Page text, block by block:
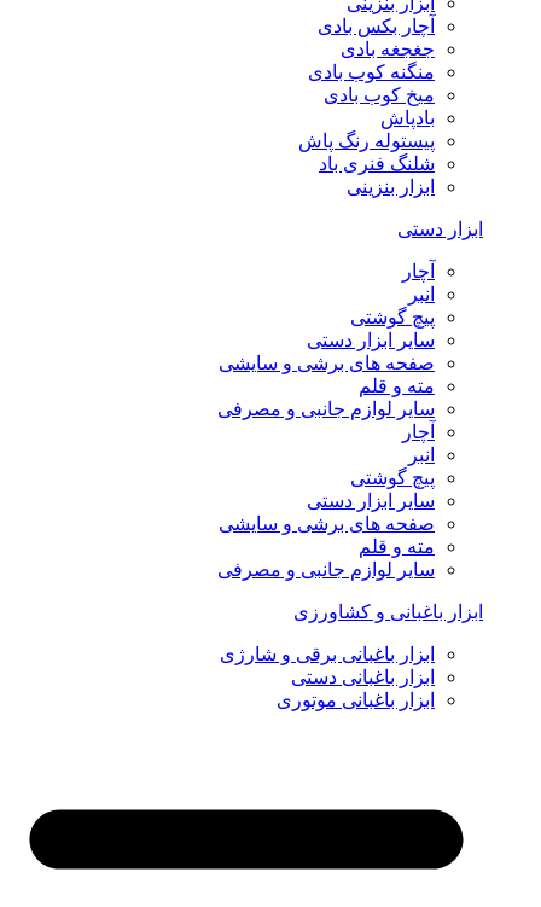
آچار بکس بادی
جغجغه بادی
منگنه کوب بادی
میخ کوب بادی
بادپاش
پیستوله رنگ پاش
شلنگ فنری باد
ابزار بنزینی
ابزار دستی
آچار
انبر
پیچ گوشتی
سایر ابزار دستی
صفحه های برشی و سایشی
مته و قلم
سایر لوازم جانبی و مصرفی
آچار
انبر
پیچ گوشتی
سایر ابزار دستی
صفحه های برشی و سایشی
مته و قلم
سایر لوازم جانبی و مصرفی
ابزار باغبانی و کشاورزی
ابزار باغبانی برقی و شارژی
ابزار باغبانی دستی
ابزار باغبانی موتوری